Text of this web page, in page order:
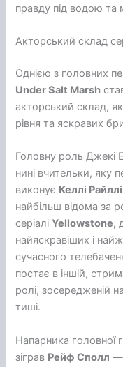
правду під водою та
Акторський склад
Однією з головних
Under Salt Marsh
акторський склад,
рівня та яскравих
Головну роль Джекі
нині вчительки, яку
виконує Келлі
найбільш відома за
серіаліYellowstone,
найяскравіших і
сучасного
постає в іншій,
ролі, зосередженій
тиші.
Напарника головної
зіграв Рейф Сполл —